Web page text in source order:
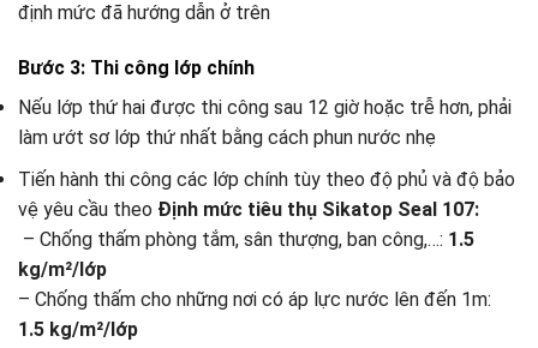
định mức đã hướng dẫn ở trên
Bước 3: Thi công lớp chính
Nếu lớp thứ hai được thi công sau 12 giờ hoặc trễ hơn, phải
làm ướt sơ lớp thứ nhất bằng cách phun nước nhẹ
Tiến hành thi công các lớp chính tùy theo độ phủ và độ bảo
vệ yêu cầu theo Định mức tiêu thụ Sikatop Seal 107:
​ – Chống thấm phòng tắm, sân thượng, ban công,…: 1.5
kg/m²/lớp
– Chống thấm cho những nơi có áp lực nước lên đến 1m:
1.5 kg/m²/lớp